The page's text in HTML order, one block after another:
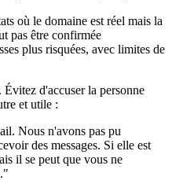
où le domaine est réel mais la
pas être confirmée
plus risquées, avec limites de
d'accuser la personne
et utile :
Nous n'avons pas pu
des messages. Si elle est
il se peut que vous ne